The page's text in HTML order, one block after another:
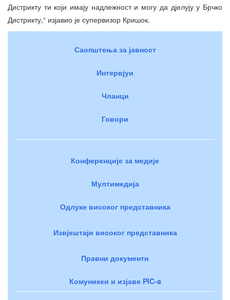
Дистрикту ти који имају надлежност и могу да дјелују у Брчко
Дистрикту,“ изјавио је супервизор Кришок.
Саопштења за јавност
Интервјуи
Чланци
Говори
Конференције за медије
Мултимедија
Одлуке високог представника
Извјештаји високог представника
Правни документи
Комуникеи и изјаве PIC-a